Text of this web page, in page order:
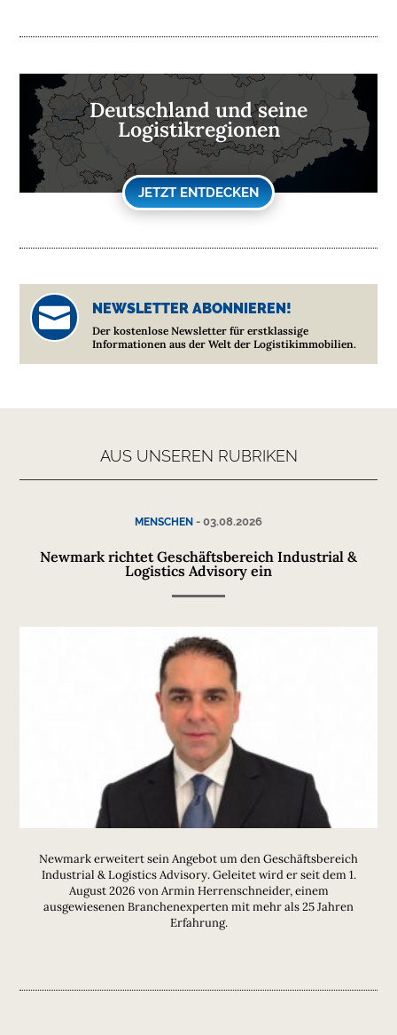
Deutschland und seine
Logistikregionen
JETZT ENTDECKEN
 NEWSLETTER ABONNIEREN!
Der kostenlose Newsletter für erstklassige
Informationen aus der Welt der Logistikimmobilien.
AUS UNSEREN RUBRIKEN
MENSCHEN - 03.08.2026
Newmark richtet Geschäftsbereich Industrial &
Logistics Advisory ein
Newmark erweitert sein Angebot um den Geschäftsbereich
Industrial & Logistics Advisory. Geleitet wird er seit dem 1.
August 2026 von Armin Herrenschneider, einem
ausgewiesenen Branchenexperten mit mehr als 25 Jahren
Erfahrung.